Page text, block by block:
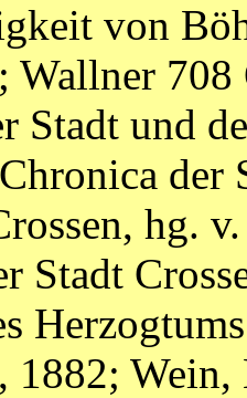
von
708
Stadt und
der
hg.
Stadt
1882;